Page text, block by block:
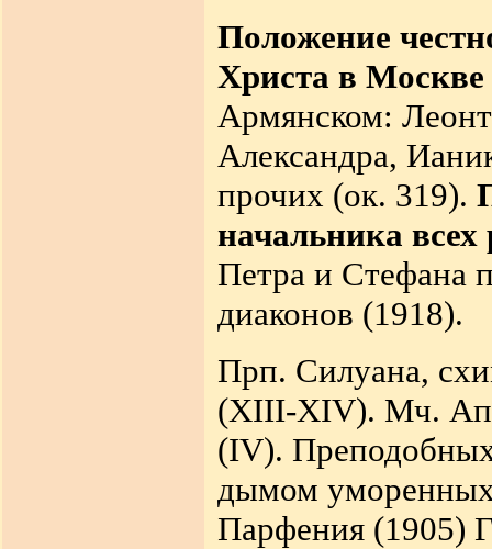
Положение
Христа в Москве
Армянском:
Александра,
прочих (ок. 319).
начальника всех
Петра и Стефана
диаконов (1918).
Прп. Силуана,
(XIII-XIV). Мч.
(IV).
дымом
Парфения (1905)